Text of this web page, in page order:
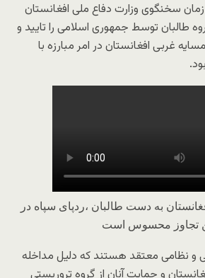
سخنگوی وزارت دفاع ملی افغانستان‌
طالبان توسط جمهوری اسلامی را تایید و
غربی افغانستان در امر مبارزه با
به دست طالبان ،ردپای سپاه در
تجاوز محسوس است
و نظامی معتقد هستند که دلیل مداخله